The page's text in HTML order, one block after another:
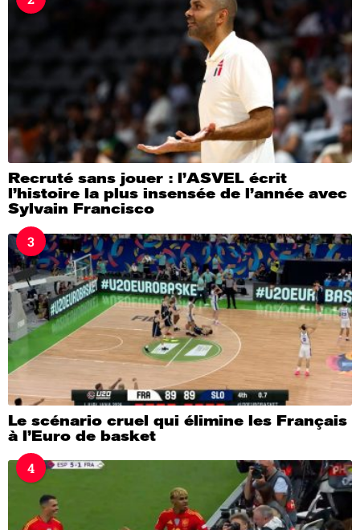
Recruté sans jouer : l’ASVEL écrit
l’histoire la plus insensée de l’année avec
Sylvain Francisco
3
Le scénario cruel qui élimine les Français
à l’Euro de basket
4